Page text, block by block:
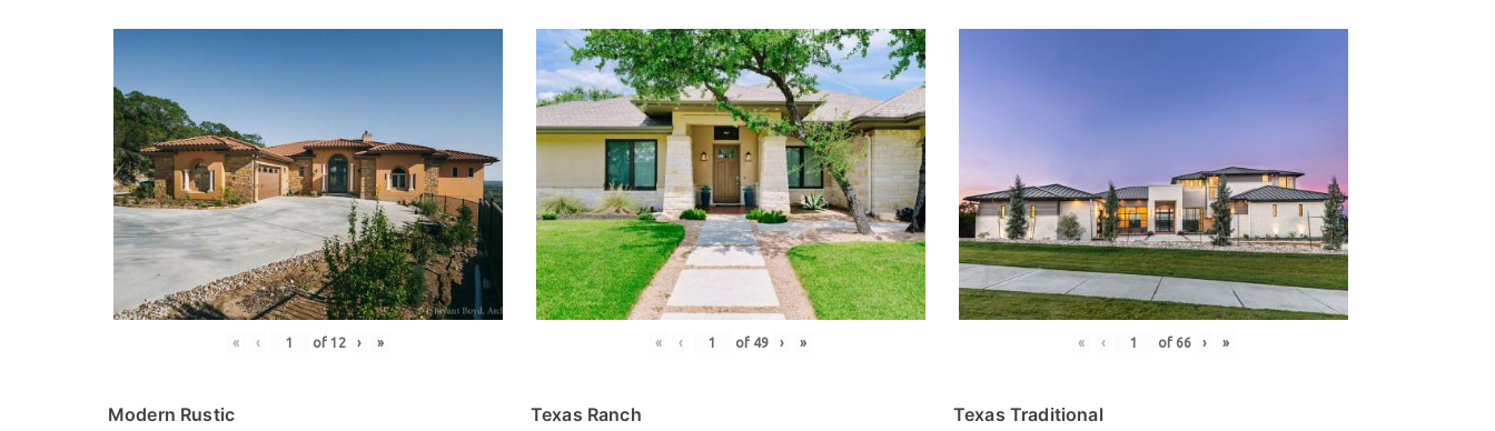
« ‹ of12 › » « ‹ of 49 › » « ‹ of 66 › »
Modern Rustic Texas Ranch Texas Traditional